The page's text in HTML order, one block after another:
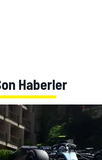
Haberler